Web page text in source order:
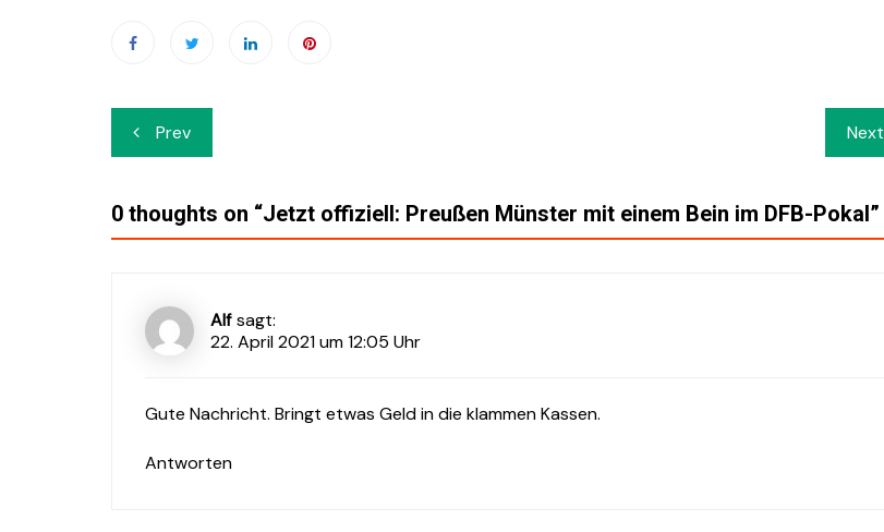
Beitrags-
Navigation
Prev Next
0 thoughts on “Jetzt offiziell: Preußen Münster mit einem Bein im DFB-Pokal”
Alf sagt:
22. April 2021 um 12:05 Uhr
Gute Nachricht. Bringt etwas Geld in die klammen Kassen.
Antworten